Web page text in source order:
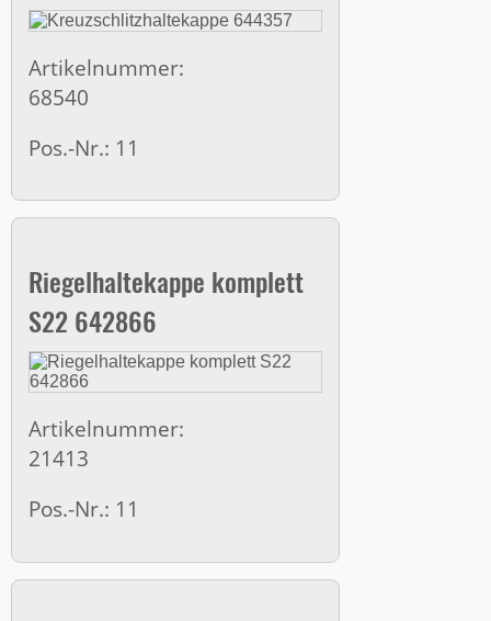
Artikelnummer:
68540
Pos.-Nr.: 11
Riegelhaltekappe komplett
S22 642866
Artikelnummer:
21413
Pos.-Nr.: 11